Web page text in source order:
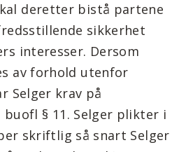
deretter bistå partene
sikkerhet
interesser. Dersom
av forhold utenfor
Selger krav på
§ 11. Selger plikter i
skriftlig så snart Selger